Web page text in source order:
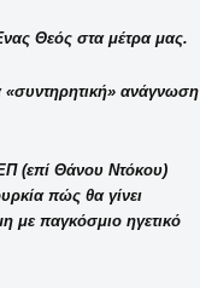
Θεός στα μέτρα μας.
«συντηρητική» ανάγνωση
(επί Θάνου Ντόκου)
πώς θα γίνει
με παγκόσμιο ηγετικό